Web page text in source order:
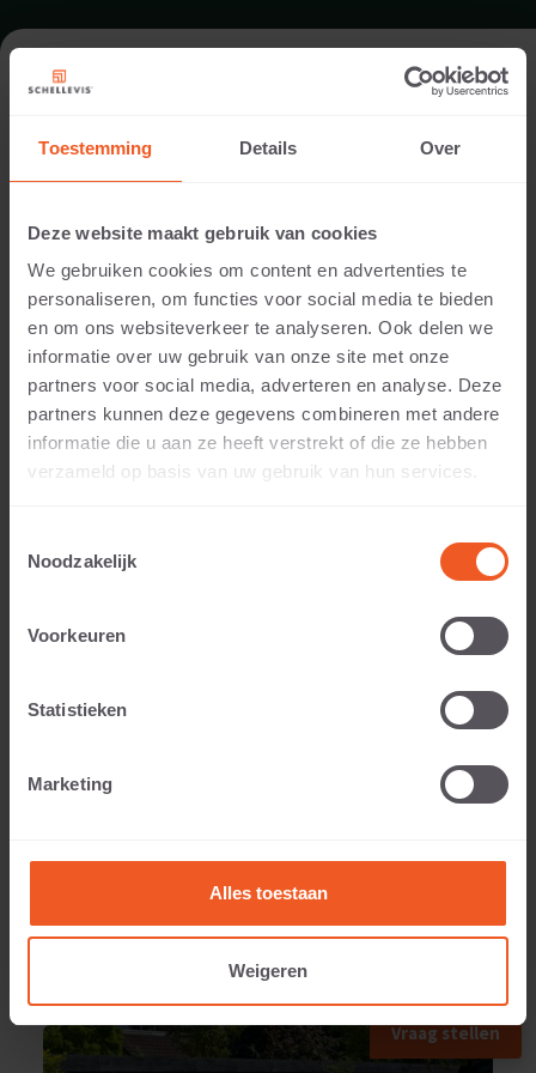
Toestemming Details Over
Deze website maakt gebruik van cookies
We gebruiken cookies om content en advertenties te
personaliseren, om functies voor social media te bieden
en om ons websiteverkeer te analyseren. Ook delen we
informatie over uw gebruik van onze site met onze
partners voor social media, adverteren en analyse. Deze
partners kunnen deze gegevens combineren met andere
informatie die u aan ze heeft verstrekt of die ze hebben
verzameld op basis van uw gebruik van hun services.
Noodzakelijk
Voorkeuren
Statistieken
Marketing
Alles toestaan
Weigeren
FORMAT - QUADRATISCH 50X50
SORTIMENT SITZELEMENTE
50 CM DICKE
280 KG
Vraag stellen